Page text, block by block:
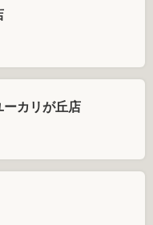
カリが丘店